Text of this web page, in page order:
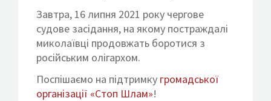
Завтра, 16 липня 2021 року чергове
судове засідання, на якому постраждалі
миколаївці продовжать боротися з
російським олігархом.
Поспішаємо на підтримку громадської
організації «Стоп Шлам»!